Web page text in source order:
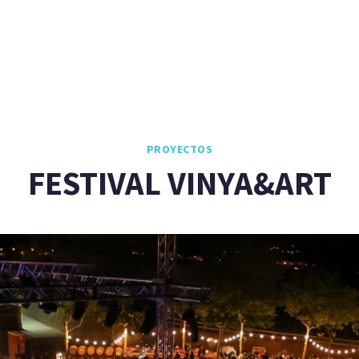
PROYECTOS
FESTIVAL VINYA&ART